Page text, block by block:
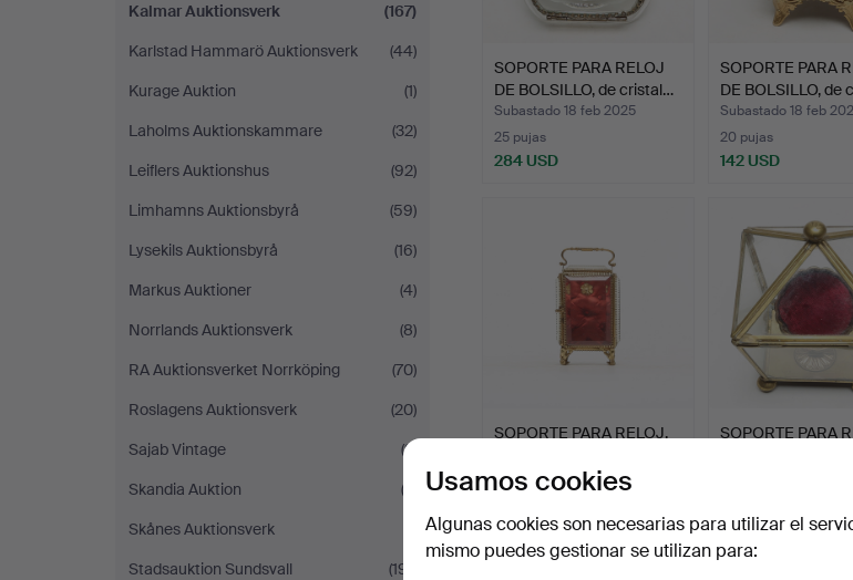
Kalmar Auktionsverk
(167)
Karlstad Hammarö Auktionsverk
(44)
Kurage Auktion
(1)
Laholms Auktionskammare
(32)
Leiflers Auktionshus
(92)
Limhamns Auktionsbyrå
(59)
Lysekils Auktionsbyrå
(16)
Markus Auktioner
(4)
Norrlands Auktionsverk
(8)
RA Auktionsverket Norrköping
(70)
Roslagens Auktionsverk
(20)
Sajab Vintage
(2)
Skandia Auktion
(2)
Skånes Auktionsverk
Stadsauktion Sundsvall
(191)
SOPORTE PARA RELOJ
DE BOLSILLO, de cristal…
Subastado 18 feb 2025
25 pujas
284 USD
SOPORTE PARA
DE BOLSILLO, de
Subastado 18 feb
20 pujas
142 USD
SOPORTE PARA RELOJ,
Subastado 26 dic 2024
43 USD
SOPORTE PARA
37 USD
Usamos cookies
Algunas cookies son necesarias para utilizar el
mismo puedes gestionar se utilizan para: